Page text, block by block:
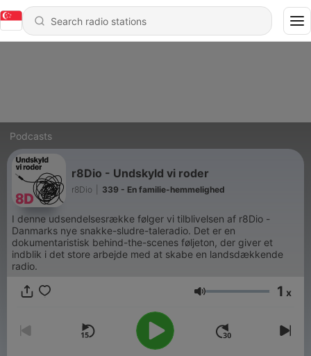
Podcasts
r8Dio - Undskyld vi roder
r8Dio 339 - En familie-hemmelighed
I denne udsendelsesrække følger vi tilblivelsen af r8Dio -
Danmarks nye snakke-sludre-taleradio. Det er en
dokumentaristisk behind-the-scenes føljeton, der giver et
indblik i det store arbejde med at skabe en landsdækkende
radio.
Volume 1 x